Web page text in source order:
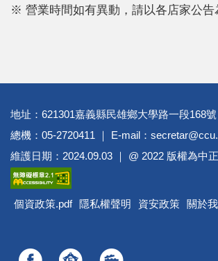
※ 營業時間如有異動，請以各店家公告
地址：621301嘉義縣民雄鄉大學路一段168號
總機：05-2720411 ｜ E-mail：
維護日期：2024.09.03 ｜ @ 2022 版權為中
個資政策.pdf 隱私權聲明 資安政策 關於